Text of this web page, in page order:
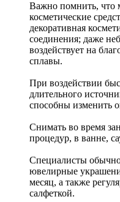
Важно помнить, что
косметические
декоративная
соединения; даже
воздействует на
сплавы.
При воздействии
длительного
способны изменить
Снимать во время
процедур, в ванне,
Специалисты
ювелирные
месяц, а также
салфеткой.